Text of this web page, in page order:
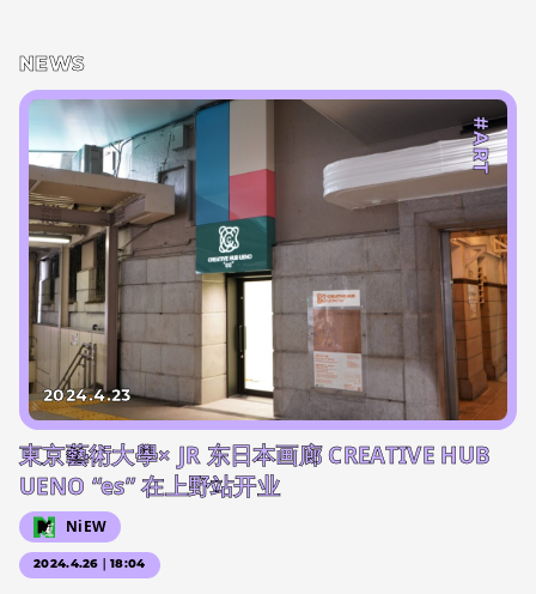
NEWS
#ART
2024.4.23
東京藝術大學× JR 东日本画廊 CREATIVE HUB
UENO “es” 在上野站开业
NiEW
2024.4.26｜18:04